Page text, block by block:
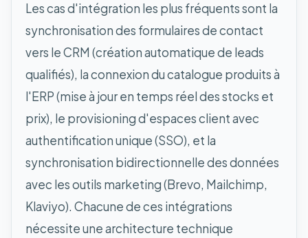
Les cas d'intégration les plus fréquents sont la
synchronisation des formulaires de contact
vers le CRM (création automatique de leads
qualifiés), la connexion du catalogue produits à
l'ERP (mise à jour en temps réel des stocks et
prix), le provisioning d'espaces client avec
authentification unique (SSO), et la
synchronisation bidirectionnelle des données
avec les outils marketing (Brevo, Mailchimp,
Klaviyo). Chacune de ces intégrations
nécessite une architecture technique